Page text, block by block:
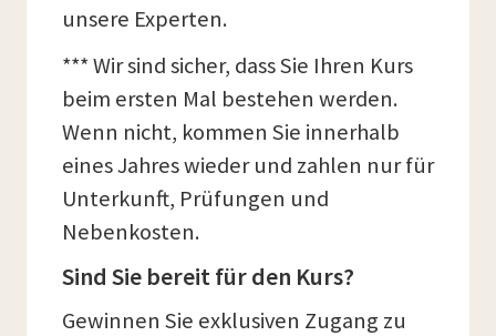
unsere Experten.
*** Wir sind sicher, dass Sie Ihren Kurs
beim ersten Mal bestehen werden.
Wenn nicht, kommen Sie innerhalb
eines Jahres wieder und zahlen nur für
Unterkunft, Prüfungen und
Nebenkosten.
Sind Sie bereit für den Kurs?
Gewinnen Sie exklusiven Zugang zu